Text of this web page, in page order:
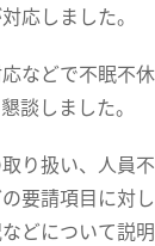
応しました。
などで不眠不
談しました。
り扱い、人員
要請項目に対
どについて説明